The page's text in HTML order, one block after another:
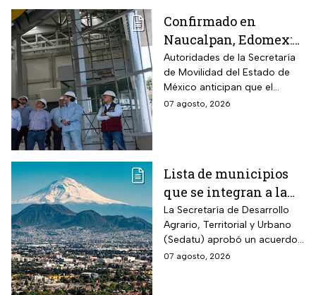
Confirmado en
Naucalpan, Edomex:
la Línea 3 del
Mexicable llega al
71,4% de avance y
anuncian cuándo
Autoridades de la Secretaría
de Movilidad del Estado de
México anticipan que el
transporte teleférico reducirá
07 agosto, 2026
Lista de municipios
que se integran a la
Zona Metropolitana
del Valle de México
La Secretaría de Desarrollo
Agrario, Territorial y Urbano
(Sedatu) aprobó un acuerdo
para que se integren más
07 agosto, 2026